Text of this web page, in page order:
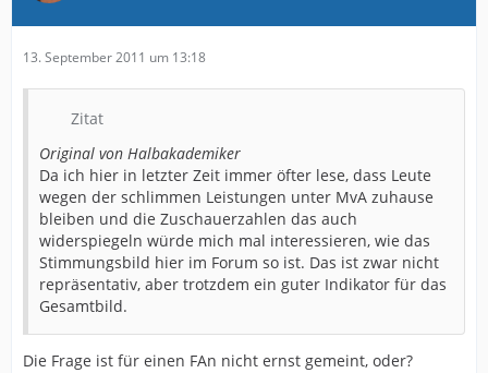
13. September 2011 um 13:18
Zitat
Original von Halbakademiker
Da ich hier in letzter Zeit immer öfter lese, dass Leute
wegen der schlimmen Leistungen unter MvA zuhause
bleiben und die Zuschauerzahlen das auch
widerspiegeln würde mich mal interessieren, wie das
Stimmungsbild hier im Forum so ist. Das ist zwar nicht
repräsentativ, aber trotzdem ein guter Indikator für das
Gesamtbild.
Die Frage ist für einen FAn nicht ernst gemeint, oder?